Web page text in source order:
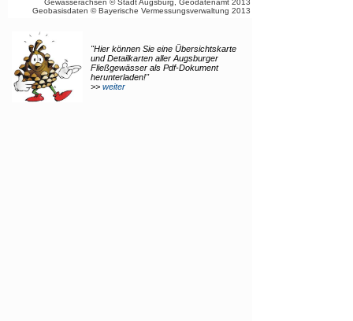
"Hier können Sie eine Übersichtskarte
und Detailkarten aller Augsburger
Fließgewässer als Pdf-Dokument
herunterladen!"
>> weiter